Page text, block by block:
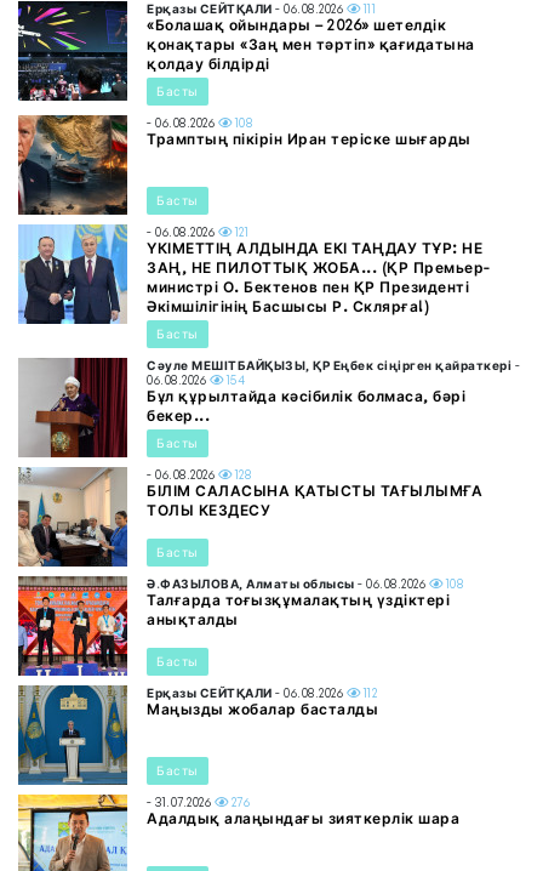
Ерқазы СЕЙТҚАЛИ - 06.08.2026 111
«Болашақ ойындары – 2026» шетелдік
қонақтары «Заң мен тәртіп» қағидатына
қолдау білдірді
Басты
- 06.08.2026 108
Трамптың пікірін Иран теріске шығарды
Басты
- 06.08.2026 121
ҮКІМЕТТІҢ АЛДЫНДА ЕКІ ТАҢДАУ ТҰР: НЕ
ЗАҢ, НЕ ПИЛОТТЫҚ ЖОБА... (ҚР Премьер-
министрі О. Бектенов пен ҚР Президенті
Әкімшілігінің Басшысы Р. Склярға!)
Басты
Сәуле МЕШІТБАЙҚЫЗЫ, ҚР Еңбек сіңірген қайраткері -
06.08.2026
154
Бұл құрылтайда кәсібилік болмаса, бәрі
бекер...
Басты
- 06.08.2026 128
БІЛІМ САЛАСЫНА ҚАТЫСТЫ ТАҒЫЛЫМҒА
ТОЛЫ КЕЗДЕСУ
Басты
Ә.ФАЗЫЛОВА, Алматы облысы - 06.08.2026 108
Талғарда тоғызқұмалақтың үздіктері
анықталды
Басты
Ерқазы СЕЙТҚАЛИ - 06.08.2026 112
Маңызды жобалар басталды
Басты
- 31.07.2026 276
Адалдық алаңындағы зияткерлік шара